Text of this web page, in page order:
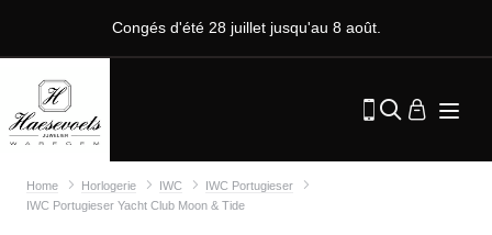
Congés d'été 28 juillet jusqu'au 8 août.
Home Horlogerie IWC
IWC Portugieser
IWC Portugieser Yacht Club Moon & Tide